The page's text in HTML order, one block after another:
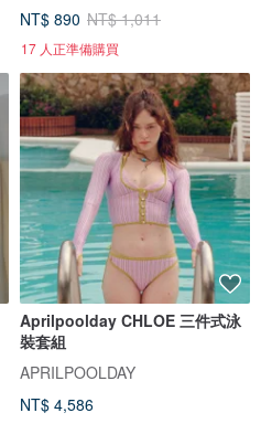
NT$ 890 NT$ 1,011
17 人正準備購買
Aprilpoolday CHLOE 三件式泳
裝套組
APRILPOOLDAY
NT$ 4,586